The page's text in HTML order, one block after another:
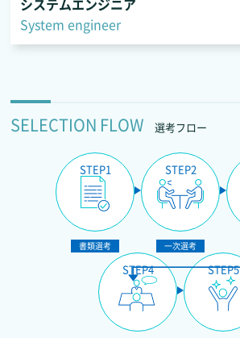
システムエンジニア
System engineer
SELECTION FLOW 選考フロー
STEP1
書類選考
STEP2
一次選考
STEP4 STEP5